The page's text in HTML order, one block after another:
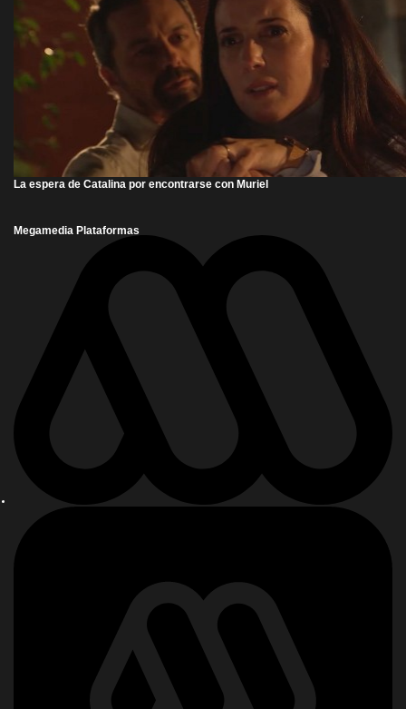
La espera de Catalina por encontrarse con Muriel
Megamedia Plataformas